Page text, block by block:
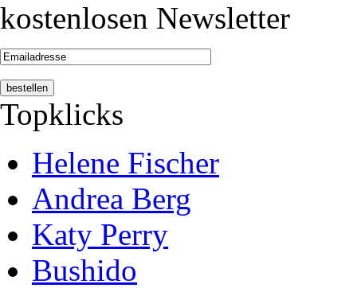
kostenlosen Newsletter
Topklicks
Helene Fischer
Andrea Berg
Katy Perry
Bushido